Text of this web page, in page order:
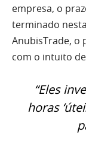
empresa, o
terminado
AnubisTrade, o
com o intuito
“Eles
horas